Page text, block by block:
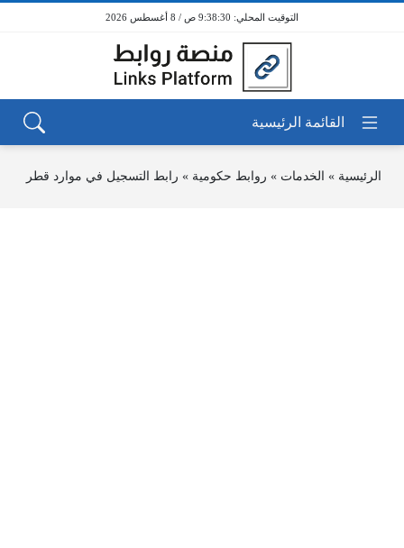
9:38:30 ص / 8 أغسطس 2026
الرئيسية » الخدمات » روابط حكومية » رابط التسجيل في موارد قطر